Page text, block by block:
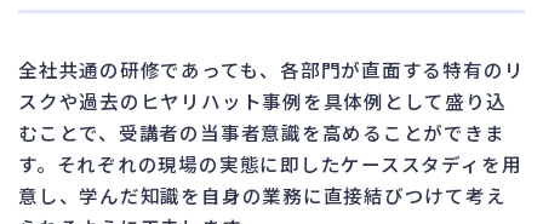
全社共通の研修であっても、各部門が直面する特有のリ
スクや過去のヒヤリハット事例を具体例として盛り込
むことで、受講者の当事者意識を高めることができま
す。それぞれの現場の実態に即したケーススタディを用
意し、学んだ知識を自身の業務に直接結びつけて考え